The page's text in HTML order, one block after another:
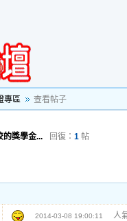
專區 查看帖子
的獎學金... 回復： 1 帖
2014-03-08 19:00:11 人